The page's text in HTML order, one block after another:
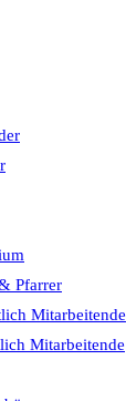
Pfarrer
Mitarbeitende
Mitarbeitende